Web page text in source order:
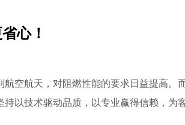
心！
空航天，对阻燃性能的要求日益提高。
以技术驱动品质，以专业赢得信赖，为